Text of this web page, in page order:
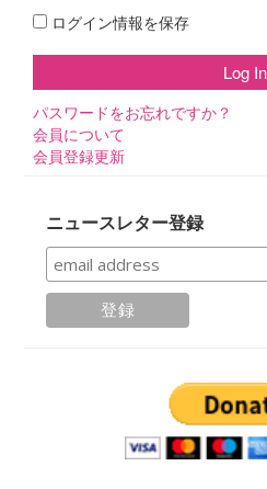
ログイン情報を保存
パスワードをお忘れですか？
会員について
会員登録更新
ニュースレター登録